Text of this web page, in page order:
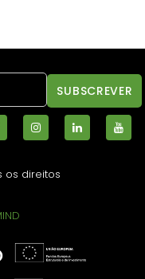
os direitos